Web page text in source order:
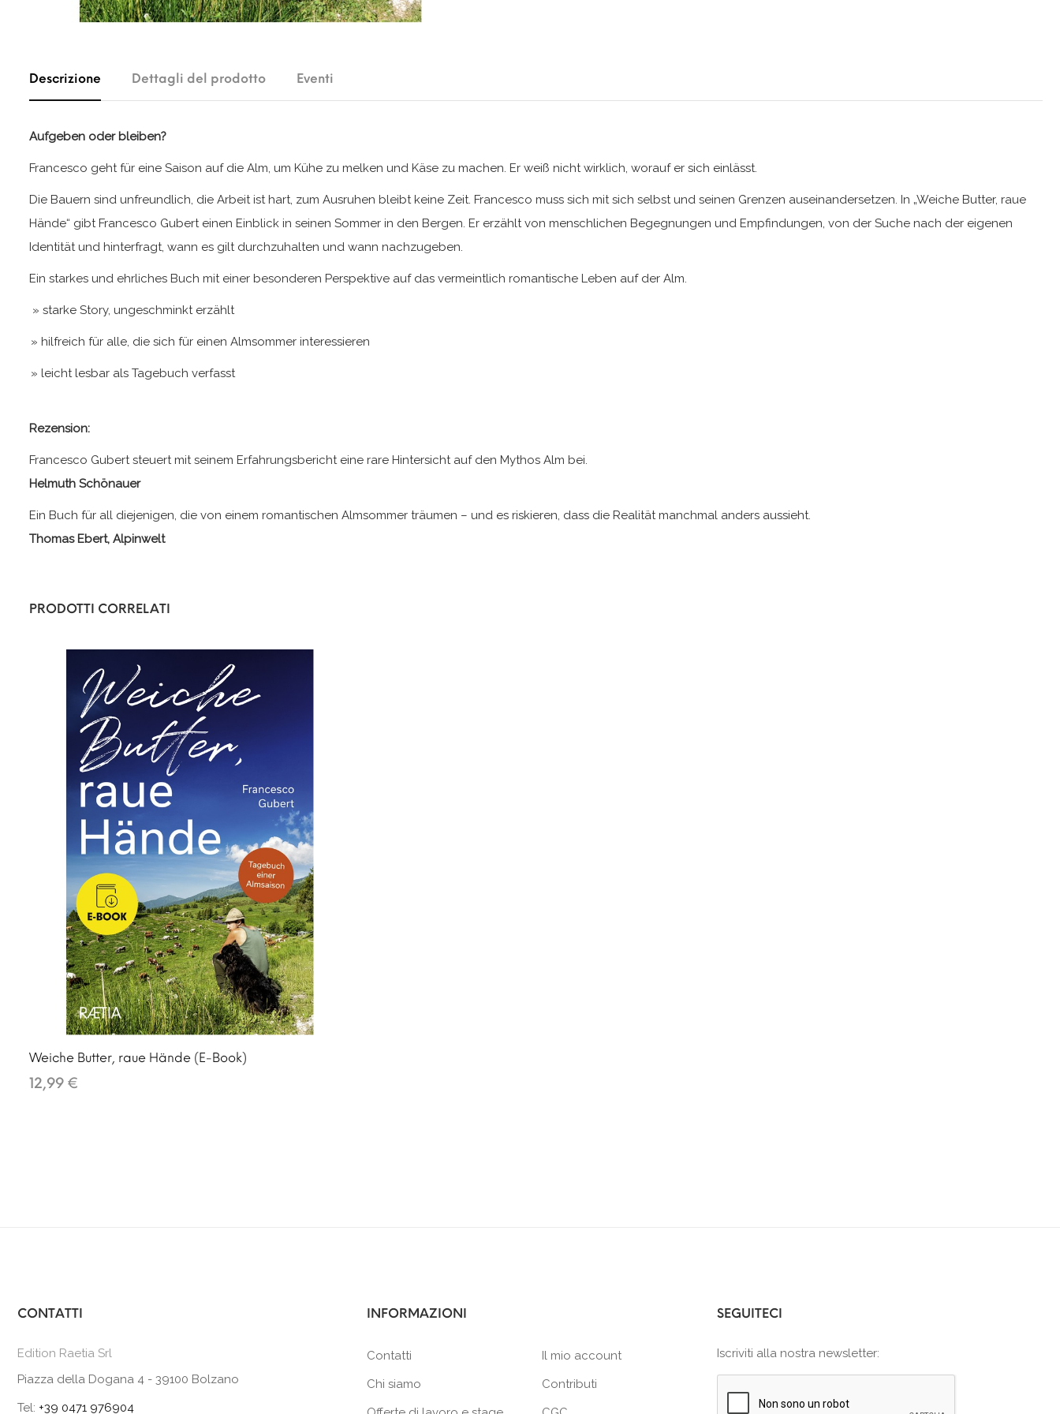
Descrizione Dettagli del prodotto Eventi
Aufgeben oder bleiben?
Francesco geht für eine Saison auf die Alm, um Kühe zu melken und Käse zu machen. Er weiß nicht wirklich, worauf er sich einlässt.
Die Bauern sind unfreundlich, die Arbeit ist hart, zum Ausruhen bleibt keine Zeit. Francesco muss sich mit sich selbst und seinen Grenzen auseinandersetzen. In „Weiche Butter, raue
Hände“ gibt Francesco Gubert einen Einblick in seinen Sommer in den Bergen. Er erzählt von menschlichen Begegnungen und Empfindungen, von der Suche nach der eigenen
Identität und hinterfragt, wann es gilt durchzuhalten und wann nachzugeben.
Ein starkes und ehrliches Buch mit einer besonderen Perspektive auf das vermeintlich romantische Leben auf der Alm.
» starke Story, ungeschminkt erzählt
» hilfreich für alle, die sich für einen Almsommer interessieren
» leicht lesbar als Tagebuch verfasst
Rezension:
Francesco Gubert steuert mit seinem Erfahrungsbericht eine rare Hintersicht auf den Mythos Alm bei.
Helmuth Schönauer
Ein Buch für all diejenigen, die von einem romantischen Almsommer träumen – und es riskieren, dass die Realität manchmal anders aussieht.
Thomas Ebert, Alpinwelt
PRODOTTI CORRELATI
Weiche Butter, raue Hände (E-Book)
12,99 €
CONTATTI
Edition Raetia Srl
Piazza della Dogana 4 - 39100 Bolzano
Tel: +39 0471 976904
INFORMAZIONI
Contatti
Chi siamo
Il mio account
Contributi
SEGUITECI
Iscriviti alla nostra newsletter: